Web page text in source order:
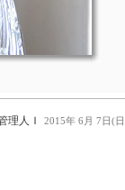
理人Ｉ 2015年 6月 7日(